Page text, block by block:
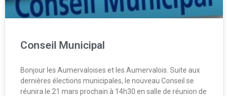
Conseil Municipal
Bonjour les Aumervaloises et les Aumervalois. Suite aux
dernières élections municipales, le nouveau Conseil se
réunira le 21 mars prochain à 14h30 en salle de réunion de